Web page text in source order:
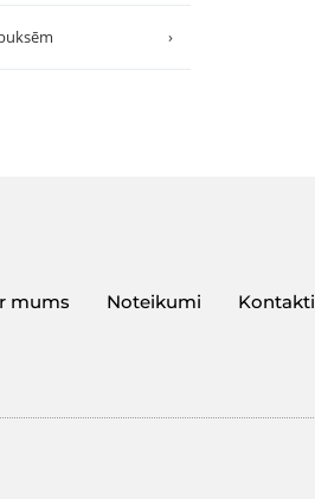
›
mums Noteikumi Kontakti